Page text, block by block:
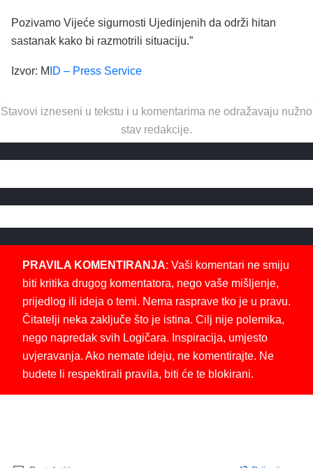
Pozivamo Vijeće sigurnosti Ujedinjenih da održi hitan
sastanak kako bi razmotrili situaciju.”
Izvor: M ID – Press Service
Stavovi izneseni u tekstu i u komentarima ne odražavaju nužno
stav redakcije.
PRAVILA KOMENTIRANJA: Vaši komentari ne smiju
biti kritika drugog komentatora, nego vaše mišljenje,
prijedlog ili ideja o temi. Nema rasprave tko je u pravu.
Čitatelji neka zaključe što je istina. Cilj nije polemika,
nego napredak svih Logičara. Inspiracija, umjesto
uvjeravanja. Ako nemate ideju, ne komentirajte. Ne
budete li respektirali pravila, biti će te blokirani.